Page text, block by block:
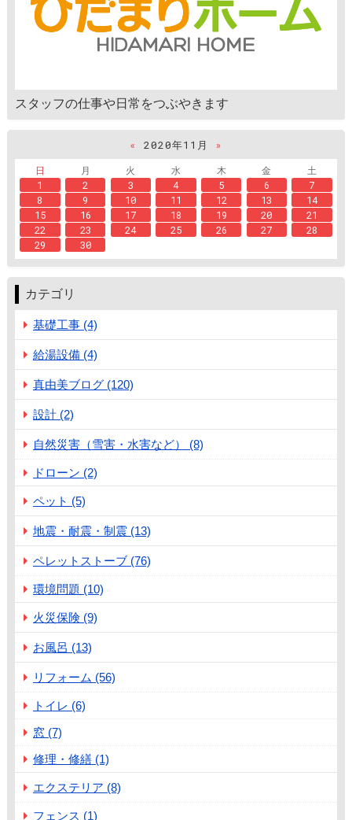
スタッフの仕事や日常をつぶやきます
« 2020年11月
»
日
月 火 水 木 金
土
1
2 3 4 5 6
7
8
9 10 11 12 13
14
15
16 17 18 19 20
21
22
23 24 25 26 27
28
29
30
カテゴリ
基礎工事 (4)
給湯設備 (4)
真由美ブログ (120)
設計 (2)
自然災害（雪害・水害など） (8)
ドローン (2)
ペット (5)
地震・耐震・制震 (13)
ペレットストーブ (76)
環境問題 (10)
火災保険 (9)
お風呂 (13)
リフォーム (56)
トイレ (6)
窓 (7)
修理・修繕 (1)
エクステリア (8)
フェンス (1)